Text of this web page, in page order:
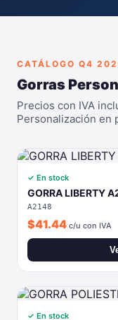
CATÁLOGO Q4
Gorras
Precios con IVA
Personalización en
✓ En stock
GORRA LIBERTY
A2148
$41.44
✓ En stock
GORRA
A2297